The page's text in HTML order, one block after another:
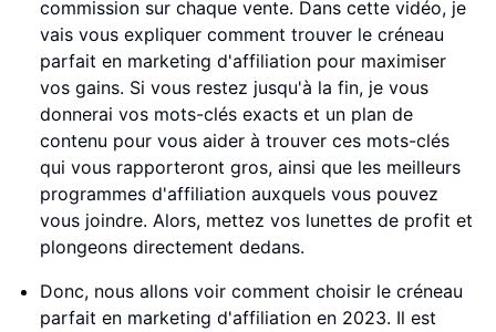
commission sur chaque vente. Dans cette vidéo, je
vais vous expliquer comment trouver le créneau
parfait en marketing d'affiliation pour maximiser
vos gains. Si vous restez jusqu'à la fin, je vous
donnerai vos mots-clés exacts et un plan de
contenu pour vous aider à trouver ces mots-clés
qui vous rapporteront gros, ainsi que les meilleurs
programmes d'affiliation auxquels vous pouvez
vous joindre. Alors, mettez vos lunettes de profit et
plongeons directement dedans.
Donc, nous allons voir comment choisir le créneau
parfait en marketing d'affiliation en 2023. Il est